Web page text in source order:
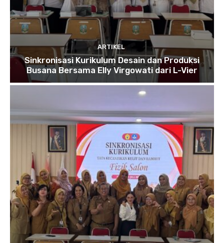
ARTIKEL
Sinkronisasi Kurikulum Desain dan Produksi
Busana Bersama Elly Virgowati dari L-Vier